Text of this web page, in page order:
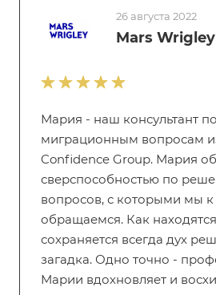
26 августа 2022
Mars Wrigley
Мария - наш консультант по
миграционным вопросам
Confidence Group. Мария
сверспособностью по
вопросов, с которыми мы к
обращаемся. Как
сохраняется всегда дух
загадка. Одно точно -
Марии вдохновляет и